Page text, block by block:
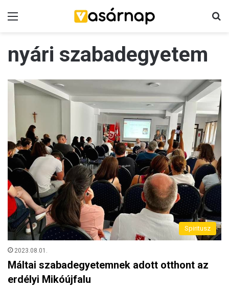
nyári szabadegyetem
Spiritusz
2023.08.01.
Máltai szabadegyetemnek adott otthont az
erdélyi Mikóújfalu